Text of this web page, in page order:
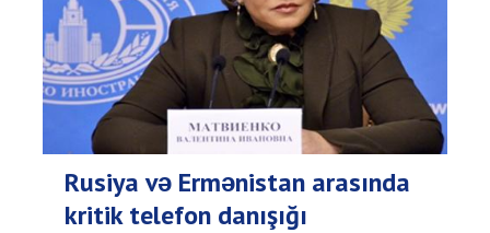
Rusiya və Ermənistan arasında
kritik telefon danışığı